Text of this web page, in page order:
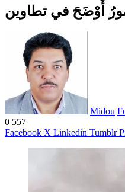
أَوْضَحَ في تطاوين
Midou
0 557
Facebook X Linkedin Tumblr